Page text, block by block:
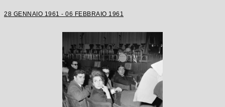
28 GENNAIO 1961 - 06 FEBBRAIO 1961